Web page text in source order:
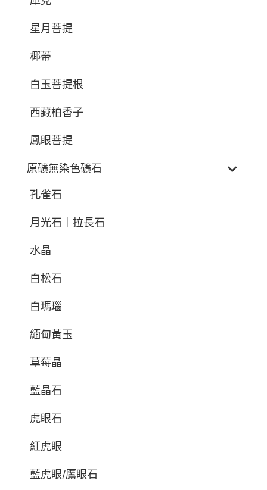
星月菩提
椰蒂
白玉菩提根
西藏柏香子
鳳眼菩提
原礦無染色礦石
孔雀石
月光石｜拉長石
水晶
白松石
白瑪瑙
緬甸黃玉
草莓晶
藍晶石
虎眼石
紅虎眼
藍虎眼/鷹眼石